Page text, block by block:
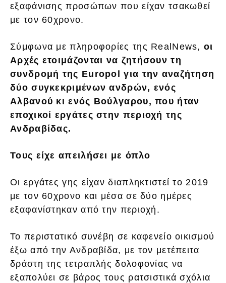
εξαφάνισης προσώπων που είχαν τσακωθεί
με τον 60χρονο.
Σύμφωνα με πληροφορίες της RealNews,οι
Αρχές ετοιμάζονται να ζητήσουν τη
συνδρομή της Europol για την αναζήτηση
δύο συγκεκριμένων ανδρών, ενός
Αλβανού κι ενός Βούλγαρου, που ήταν
εποχικοί εργάτες στην περιοχή της
Ανδραβίδας.
Τους είχε απειλήσει με όπλο
Οι εργάτες γης είχαν διαπληκτιστεί το 2019
με τον 60χρονο και μέσα σε δύο ημέρες
εξαφανίστηκαν από την περιοχή.
Το περιστατικό συνέβη σε καφενείο οικισμού
έξω από την Ανδραβίδα, με τον μετέπειτα
δράστη της τετραπλής δολοφονίας να
εξαπολύει σε βάρος τους ρατσιστικά σχόλια